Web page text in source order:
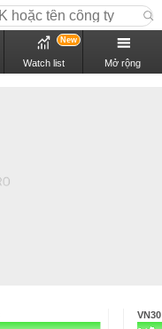
Watch list
New
Mở rộng
VN30